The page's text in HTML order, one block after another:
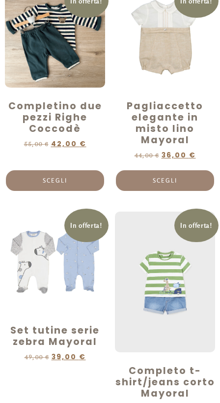
Completino due
pezzi Righe
Coccodè
55,00€ 42,00 €
SCEGLI
Pagliaccetto
elegante in
misto lino
Mayoral
44,00€ 36,00 €
SCEGLI
In offerta!
Set tutine serie
zebra Mayoral
49,00€ 39,00 €
In offerta!
Completo t-
shirt/jeans corto
Mayoral